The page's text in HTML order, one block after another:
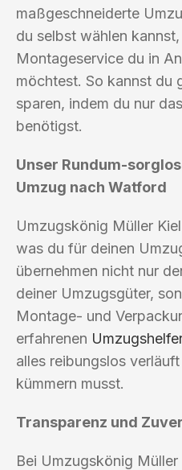
maßgeschneiderte
du selbst wählen
Montageservice du in
möchtest. So kannst du
sparen, indem du nur
benötigst.
Unser Rundum-
Umzug nach Watford
Umzugskönig Müller
was du für deinen
übernehmen nicht nur
deiner Umzugsgüter,
Montage- und
erfahrenen
alles reibungslos
kümmern musst.
Transparenz und
Bei Umzugskönig